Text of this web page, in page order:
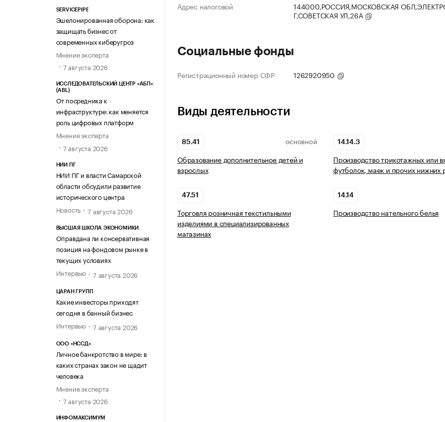
SERVICEPIPE
Эшелонированная оборона: как
защищать бизнес от
современных киберугроз
Мнение эксперта
7 августа 2026
ИССЛЕДОВАТЕЛЬСКИЙ ЦЕНТР «АБП»
(ABL)
От посредника к
инфраструктуре: как меняется
роль цифровых платформ
Мнение эксперта
7 августа 2026
НИИ ПГ
НИИ ПГ и власти Самарской
области обсудили развитие
исторического центра
Новость
7 августа 2026
ВЫСШАЯ ШКОЛА ЭКОНОМИКИ
Оправдана ли консервативная
позиция на фондовом рынке в
текущих условиях
Интервью
7 августа 2026
ЦАРАН ГРУПП
Какие инвесторы приходят
сегодня в банный бизнес
Интервью
7 августа 2026
ООО «НССД»
Личное банкротство в мире: в
каких странах закон не щадит
человека
Мнение эксперта
7 августа 2026
ИНФОМАКСИМУМ
Адрес налоговой
144000,РОССИЯ,МОСКОВСКАЯ
Г,СОВЕТСКАЯ УЛ,26А
Социальные фонды
Регистрационный номер СФР 1262920950
Виды деятельности
85.41 ОСНОВНОЙ
Образование дополнительное детей и
взрослых
14.14.3
Производство трикотажных или
футболок, маек и прочих нижних
47.51
Торговля розничная текстильными
изделиями в специализированных
магазинах
14.14
Производство нательного белья